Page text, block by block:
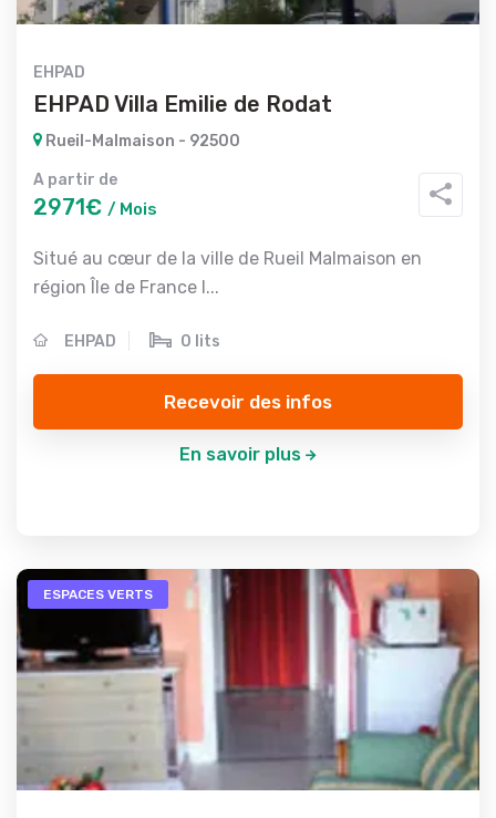
EHPAD
EHPAD Villa Emilie de Rodat
Rueil-Malmaison - 92500
A partir de
2971€ / Mois
Situé au cœur de la ville de Rueil Malmaison en
région Île de France l...
EHPAD 0 lits
Recevoir des infos
En savoir plus
ESPACES VERTS